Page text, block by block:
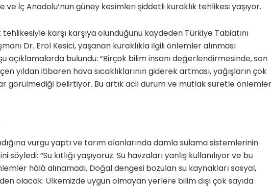
ve İç Anadolu’nun güney kesimleri şiddetli kuraklık tehlikesi yaşıyor.
karşı karşıya olunduğunu kaydeden Türkiye Tabiatını
Dr. Erol Kesici, yaşanan kuraklıkla ilgili önlemler alınması
açıklamalarda bulundu: “Birçok bilim insanı değerlendirmesinde, son
yıldan itibaren hava sıcaklıklarının giderek artması, yağışların çok
görülmediği belirtiyor. Bu artık acil durum ve mutlak suretle önlemler
vurgu yaptı ve tarım alanlarında damla sulama sistemlerinin
“Su kıtlığı yaşıyoruz. Su havzaları yanlış kullanılıyor ve bu
hâlâ alınamadı. Doğal dengesi bozulan su kaynakları sosyal,
olacak. Ülkemizde uygun olmayan yerlere bilim dışı çok sayıda